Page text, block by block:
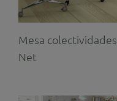
Mesa colectividades
Net